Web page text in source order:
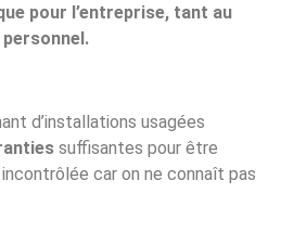
pour l’entreprise, tant au
d’installations usagées
suffisantes pour être
car on ne connaît pas